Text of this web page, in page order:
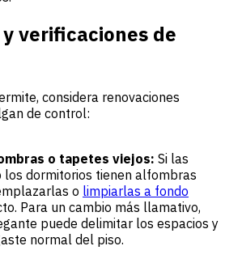
verificaciones de
considera renovaciones
de control:
o tapetes viejos: Si las
los dormitorios tienen alfombras
o limpiarlas a fondo
Para un cambio más llamativo,
puede delimitar los espacios y
normal del piso.